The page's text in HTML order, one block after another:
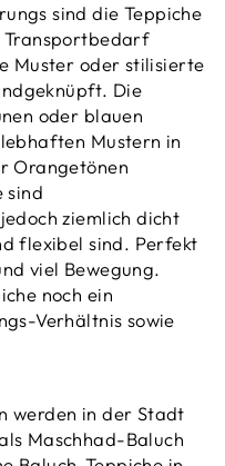
sind die Teppiche
Transportbedarf
Muster oder stilisierte
Die
oder blauen
Mustern in
Orangetönen
sind
ziemlich dicht
flexibel sind. Perfekt
viel Bewegung.
noch ein
Verhältnis sowie
werden in der Stadt
Maschhad-Baluch